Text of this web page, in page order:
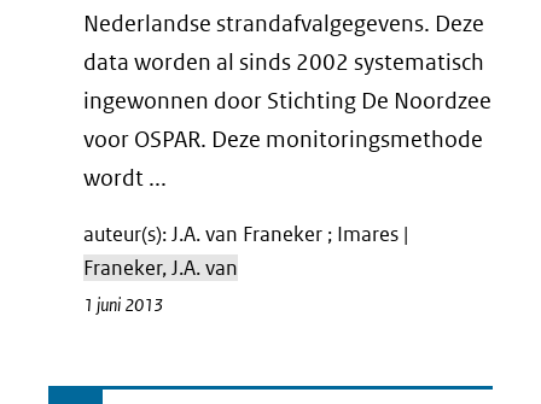
Nederlandse strandafvalgegevens. Deze
data worden al sinds 2002 systematisch
ingewonnen door Stichting De Noordzee
voor OSPAR. Deze monitoringsmethode
wordt ...
auteur(s): J.A. van Franeker ; Imares |
Franeker, J.A. van
1 juni 2013